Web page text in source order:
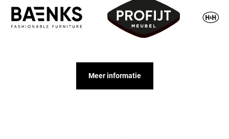
Meer informatie